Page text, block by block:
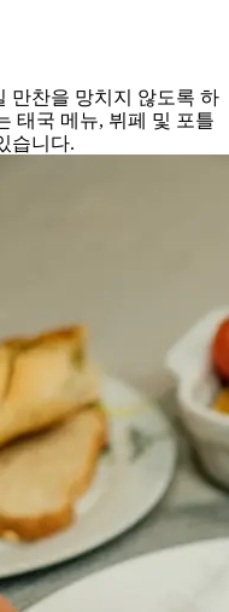
만찬을 망치지 않도록 하
태국 메뉴, 뷔페 및 포틀
습니다.